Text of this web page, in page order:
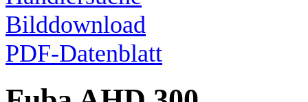
Bilddownload
PDF-Datenblatt